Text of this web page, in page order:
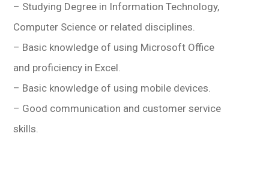
– Studying Degree in Information Technology,
Computer Science or related disciplines.
– Basic knowledge of using Microsoft Office
and proficiency in Excel.
– Basic knowledge of using mobile devices.
– Good communication and customer service
skills.